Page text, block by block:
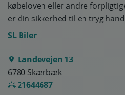
købeloven eller andre
er din sikkerhed til en tryg
SL Biler
Landevejen 13
6780 Skærbæk
21644687